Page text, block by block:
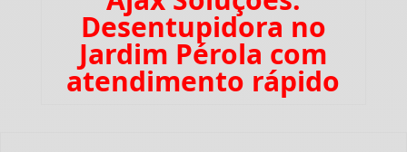
Desentupidora no
Jardim Pérola com
atendimento rápido